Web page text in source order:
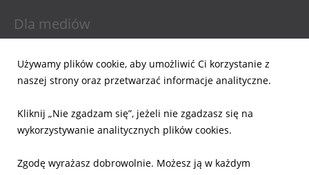
Dla mediów
Materiały do pobrania
Powiadomienia email
Dla inwestorów
Raporty bieżące
Używamy plików cookie, aby umożliwić Ci korzystanie z
naszej strony oraz przetwarzać informacje analityczne.
Kliknij „Nie zgadzam się”, jeżeli nie zgadzasz się na
wykorzystywanie analitycznych plików cookies.
Zgodę wyrażasz dobrowolnie. Możesz ją w każdym